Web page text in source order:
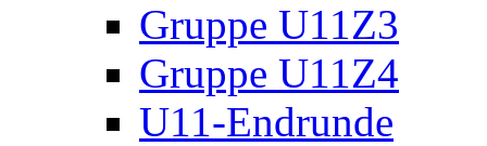
Gruppe U11Z3
Gruppe U11Z4
U11-Endrunde